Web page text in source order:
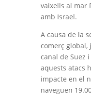
vaixells al mar
amb Israel.
A causa de la
comerç
canal de Suez
aquests atacs
impacte en el
naveguen